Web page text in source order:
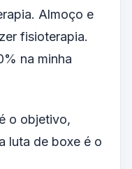
Almoço e
fisioterapia.
na minha
o objetivo,
luta de boxe é o